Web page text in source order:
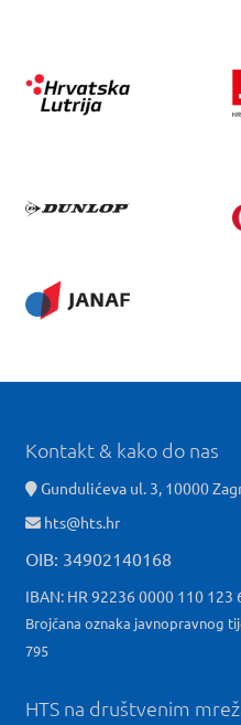
Kontakt & kako do nas
Gundulićeva ul. 3, 10000
hts@hts.hr
OIB: 34902140168
IBAN: HR 92236 0000 110 123
Brojčana oznaka javnopravnog
795
HTS na društvenim